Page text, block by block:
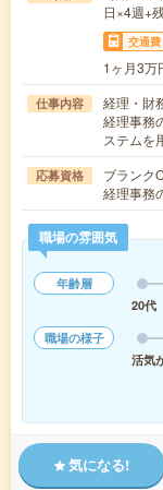
日×4週+
交通費
1ヶ月3万
仕事内容
経理・財
経理事務
ステムを
応募資格
ブランク
経理事務
職場の雰囲気
年齢層
20代
職場の様子
活気
気になる!